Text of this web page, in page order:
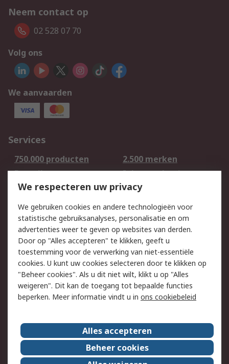
Neem contact op
02 528 07 70
Volg ons
We aanvaarden
Services
750.000 producten
2.500 merken
Bestellen
Inkoopoplossingen
Retouren
Technisch advies
Track & Trace
Wettelijk
Cookiebeleid
Email veiligheid
Privacybeleid -
Bijgewerkt
Websitevoorwaarden
Algemene
verkoopvoorwaarden
Over RS
RS Group
Over ons
RS wereldwijd
Werken bij RS
We respecteren uw privacy
We gebruiken cookies en andere technologieën voor
statistische gebruiksanalyses, personalisatie en om
advertenties weer te geven op websites van derden.
Door op "Alles accepteren" te klikken, geeft u
toestemming voor de verwerking van niet-essentiële
cookies. U kunt uw cookies selecteren door te klikken op
"Beheer cookies". Als u dit niet wilt, klikt u op "Alles
weigeren". Dit kan de toegang tot bepaalde functies
beperken. Meer informatie vindt u in ons cookiebeleid
Alles accepteren
Beheer cookies